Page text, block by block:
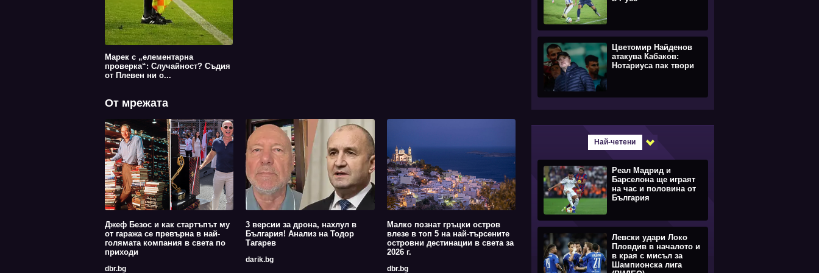
Марек с „елементарна
проверка“: Случайност? Съдия
от Плевен ни о...
От мрежата
Джеф Безос и как стартъпът му
от гаража се превърна в най-
голямата компания в света по
приходи
dbr.bg
3 версии за дрона, нахлул в
България! Анализ на Тодор
Тагарев
darik.bg
Малко познат гръцки остров
влезе в топ 5 на най-търсените
островни дестинации в света за
2026 г.
dbr.bg
Цветомир Найденов
атакува Кабаков:
Нотариуса пак твори
Най-четени
Реал Мадрид и
Барселона ще играят
на час и половина от
България
Левски удари Локо
Пловдив в началото и
в края с мисъл за
Шампионска лига